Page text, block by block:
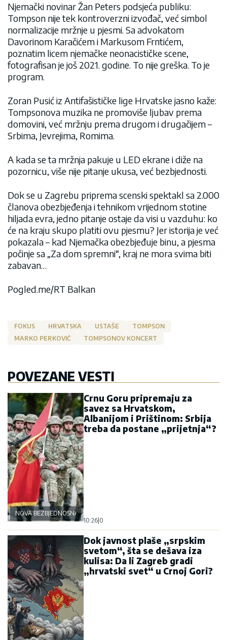
Njemački novinar Žan Peters podsjeća publiku:
Tompson nije tek kontroverzni izvođač, već simbol
normalizacije mržnje u pjesmi. Sa advokatom
Davorinom Karačićem i Markusom Frntićem,
poznatim licem njemačke neonacističke scene,
fotografisan je još 2021. godine. To nije greška. To je
program.
Zoran Pusić iz Antifašističke lige Hrvatske jasno kaže:
Tompsonova muzika ne promoviše ljubav prema
domovini, već mržnju prema drugom i drugačijem –
Srbima, Jevrejima, Romima.
A kada se ta mržnja pakuje u LED ekrane i diže na
pozornicu, više nije pitanje ukusa, već bezbjednosti.
Dok se u Zagrebu priprema scenski spektakl sa 2.000
članova obezbjeđenja i tehnikom vrijednom stotine
hiljada evra, jedno pitanje ostaje da visi u vazduhu: ko
će na kraju skupo platiti ovu pjesmu? Jer istorija je već
pokazala – kad Njemačka obezbjeđuje binu, a pjesma
počinje sa „Za dom spremni“, kraj ne mora svima biti
zabavan…
Pogled.me/RT Balkan
FOKUS HRVATSKA USTAŠE
TOMPSON
MARKO PERKOVIĆ
TOMPSONOV KONCERT
POVEZANE VESTI
NOVA BEZBJEDNOSNA OSOVINA
Crnu Goru pripremaju za
savez sa Hrvatskom,
Albanijom i Prištinom: Srbija
treba da postane „prijetnja“?
10:26 0
Dok javnost plaše „srpskim
svetom“, šta se dešava iza
kulisa: Da li Zagreb gradi
„hrvatski svet“ u Crnoj Gori?